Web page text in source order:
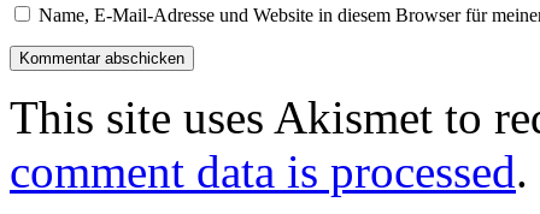
Name, E-Mail-Adresse und Website in diesem Browser für
This site uses Akismet to
comment data is processed.